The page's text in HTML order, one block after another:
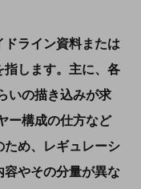
ドライン資料または
指します。主に、各
いの描き込みが求
ー構成の仕方など
め、レギュレーシ
容やその分量が異な